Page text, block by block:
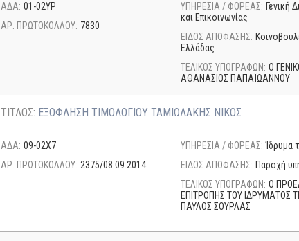
ΑΔΑ: 01-02ΥΡ
ΑΡ. ΠΡΩΤΟΚΟΛΛΟΥ: 7830
ΥΠΗΡΕΣΙΑ / ΦΟΡΕΑΣ: Γενική
και Επικοινωνίας
ΕΙΔΟΣ ΑΠΟΦΑΣΗΣ:
Ελλάδας
ΤΕΛΙΚΟΣ ΥΠΟΓΡΑΦΩΝ: Ο
ΑΘΑΝΑΣΙΟΣ ΠΑΠΑΪΩΑΝΝΟΥ
ΤΙΤΛΟΣ: ΕΞΟΦΛΗΣΗ ΤΙΜΟΛΟΓΙΟΥ ΤΑΜΙΩΛΑΚΗΣ ΝΙΚΟΣ
ΑΔΑ: 09-02Χ7
ΑΡ. ΠΡΩΤΟΚΟΛΛΟΥ: 2375/08.09.2014
ΥΠΗΡΕΣΙΑ / ΦΟΡΕΑΣ: Ίδρυμα
ΕΙΔΟΣ ΑΠΟΦΑΣΗΣ: Παροχή
ΤΕΛΙΚΟΣ ΥΠΟΓΡΑΦΩΝ: Ο
ΕΠΙΤΡΟΠΗΣ ΤΟΥ ΙΔΡΥΜΑΤΟΣ
ΠΑΥΛΟΣ ΣΟΥΡΛΑΣ